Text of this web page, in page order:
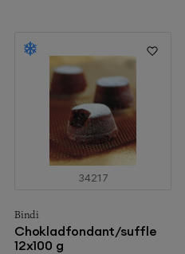
34217
Bindi
Chokladfondant/suffle
12x100 g